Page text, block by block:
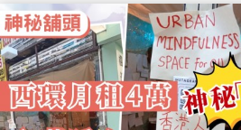
東周刊 cazbuyer